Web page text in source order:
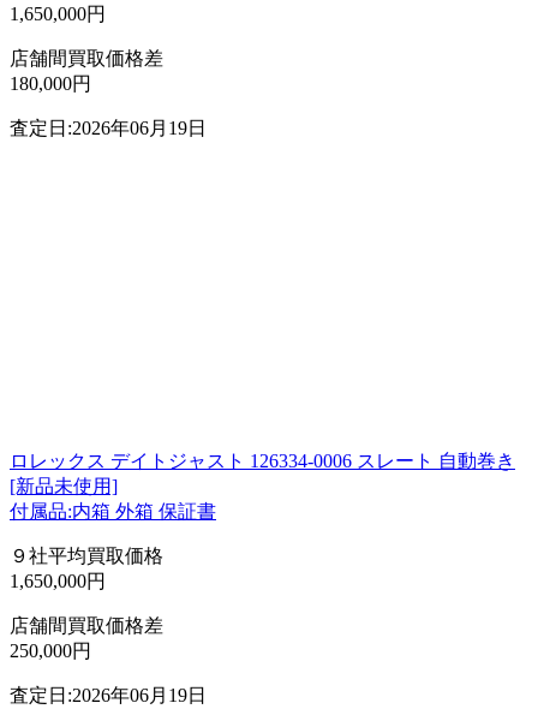
1,650,000円
店舗間買取価格差
180,000円
査定日:2026年06月19日
ロレックス デイトジャスト 126334-0006 スレート 自動巻き
[新品未使用]
付属品:内箱 外箱 保証書
９社平均買取価格
1,650,000円
店舗間買取価格差
250,000円
査定日:2026年06月19日